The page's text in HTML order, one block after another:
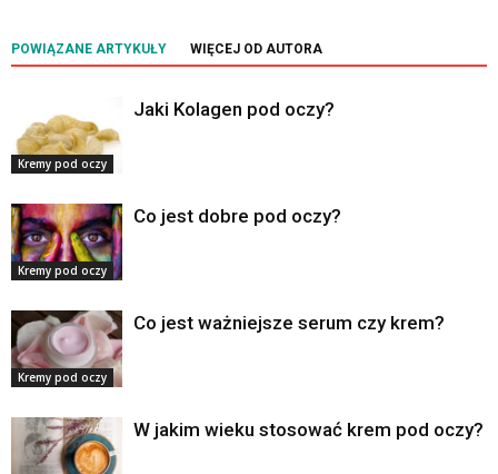
POWIĄZANE ARTYKUŁY WIĘCEJ OD AUTORA
Kremy pod oczy
Jaki Kolagen pod oczy?
Kremy pod oczy
Co jest dobre pod oczy?
Kremy pod oczy
Co jest ważniejsze serum czy krem?
W jakim wieku stosować krem pod oczy?